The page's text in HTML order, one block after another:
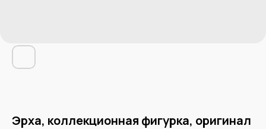
Эрха, коллекционная фигурка, оригинал